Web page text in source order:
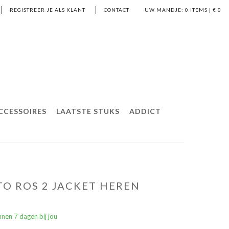
UW MANDJE: 0 ITEMS | € 0
REGISTREER JE ALS KLANT CONTACT
LAATSTE STUKS ADDICT
ROS 2 JACKET HEREN
7 dagen bij jou